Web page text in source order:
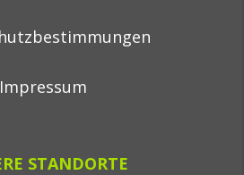
Impressum
STANDORTE